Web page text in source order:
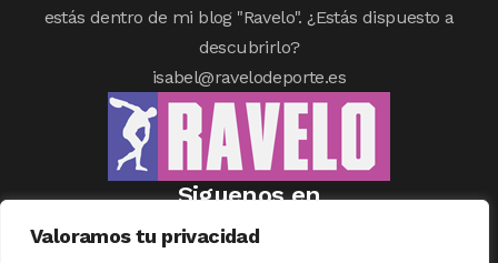
Valoramos tu privacidad
estás dentro de mi blog "Ravelo". ¿Estás dispuesto a
descubrirlo?
isabel@ravelodeporte.es
Siguenos en